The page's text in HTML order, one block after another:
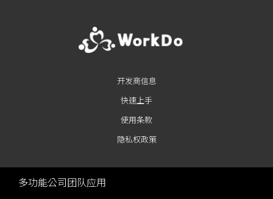
开发商信息
快速上手
使用条款
隐私权政策
多功能公司团队应用